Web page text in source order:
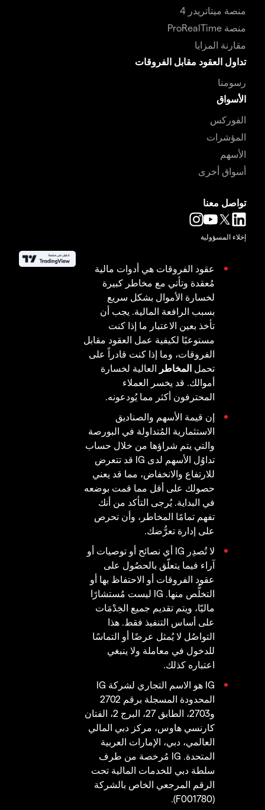
منصة ميتاتريدر 4
منصة ProRealTime
مقارنة المزايا
تداول العقود مقابل الفروقات
رسومنا
الأسواق
الفوركس
المؤشرات
الأسهم
أسواق أخرى
تواصل معنا
إخلاء المسؤولية
عقود الفروقات هي أدوات مالية
مُعقدة وتأتي مع مخاطر كبيرة
لخسارة الأموال بشكل سريع
بسبب الرافعة المالية. يجب أن
تأخذ بعين الاعتبار ما إذا كنت
مستوعبًا لكيفية عمل العقود مقابل
الفروقات، وما إذا كنت قادراً على
تحمل المخاطر العالية لخسارة
أموالك. قد يخسر العملاء
المحترفون أكثر مما يُودعونه.
إن قيمة الأسهم والصناديق
الاستثمارية المُتداولة في البورصة
والتي يتم شراؤها من خلال حساب
تداوُل الأسهم لدى IG قد تتعرض
للارتفاع والانخفاض، مما قد يعني
حصولك على أقل مما قمت بوضعه
في البداية. يُرجى التأكد من أنك
تفهم تمامًا المخاطر، وأن تحرص
على إدارة تعرُّضك.
لا تُصدِر IG أي نصائح أو توصيات أو
آراء فيما يتعلّق بالحصُول على
عقود الفروقات أو الاحتفاظ بها أو
التخلُّص منها. IG ليست مُستشارًا
ماليّا، ويتم تقديم جميع الخِدْمَات
على أساس التنفيذ فقط. هذا
التواصُل لا يُمثل عرضًا أو التماسًا
للدخول في معاملة ولا ينبغي
اعتباره كذلك.
IG هو الاسم التجاري لشركة IG
المحدودة المسجلة برقم 2702
و2703، الطابق 27، البرج 2، الفتان
كارنسي هاوس، مركز دبي المالي
العالمي، دبي، الإمارات العربية
المتحدة. IG مُرخصة من طرف
سلطة دبي للخدمات المالية تحت
الرقم المرجعي الخاص بالشركة
(F001780).